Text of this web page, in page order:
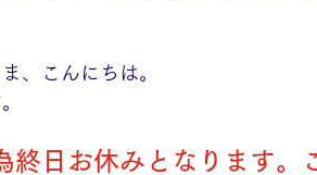
、こんにちは。
日お休みとなります。